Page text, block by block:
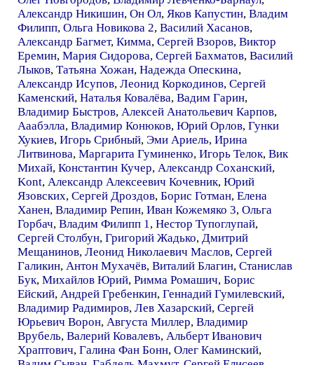
Александр Никишин, Он Ол, Яков Капустин, Владим
Филипп, Ольга Новикова 2, Василий Хасанов,
Александр Багмет, Кимма, Сергей Взоров, Виктор
Еремин, Мария Сидорова, Сергей Бахматов, Василий
Лыков, Татьяна Хожан, Надежда Опескина,
Александр Исупов, Леонид Коркодинов, Сергей
Каменский, Наталья Ковалёва, Вадим Гарин,
Владимир Быстров, Алексей Анатольевич Карпов,
Ааабэлла, Владимир Конюков, Юрий Орлов, Гунки
Хукиев, Игорь Срибный, Эми Ариель, Ирина
Литвинова, Маргарита Гуминенко, Игорь Телок, Вик
Михай, Константин Кучер, Александр Соханский,
Kont, Александр Алексеевич Кочевник, Юрий
Язовских, Сергей Дроздов, Борис Готман, Елена
Ханен, Владимир Репин, Иван Кожемяко 3, Ольга
Горбач, Владим Филипп 1, Нестор Тупоглупай,
Сергей Столбун, Григорий Жадько, Дмитрий
Мещанинов, Леонид Николаевич Маслов, Сергей
Галикин, Антон Мухачёв, Виталий Благин, Станислав
Бук, Михайлов Юрий, Римма Ромашич, Борис
Ейский, Андрей Гребенкин, Геннадий Гумилевский,
Владимир Радимиров, Лев Хазарский, Сергей
Юрьевич Ворон, Августа Миллер, Владимир
Врубель, Валерий Ковалевъ, Альберт Иванович
Храптович, Галина Фан Бонн, Олег Каминский,